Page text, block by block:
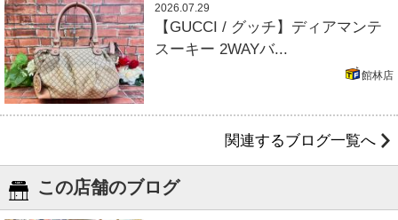
2026.07.29
【GUCCI / グッチ】ディアマンテ
スーキー 2WAYバ...
館林店
関連するブログ一覧へ
この店舗のブログ